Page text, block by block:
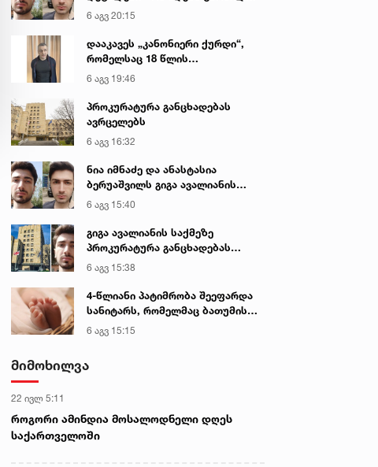
გიგა ავალიანის მკვლელობაზე
6 აგვ 20:15
დააკავეს „კანონიერი ქურდი“,
რომელსაც 18 წლის
განმავლობაში ეძებდნენ
6 აგვ 19:46
პროკურატურა განცხადებას
ავრცელებს
6 აგვ 16:32
ნია იმნაძე და ანასტასია
ბერუაშვილს გიგა ავალიანის
საქმეზე ბრალი წარედგინათ
6 აგვ 15:40
გიგა ავალიანის საქმეზე
პროკურატურა განცხადებას
ავრცელებს
6 აგვ 15:38
4-წლიანი პატიმრობა შეეფარდა
სანიტარს, რომელმაც ბათუმის
კლინიკის საპირფარეშოში
იმშობიარა და ახალშობილს
მიაყენა
6 აგვ 15:15
მიმოხილვა
22 ივლ 5:11
როგორი ამინდია მოსალოდნელი დღეს
საქართველოში